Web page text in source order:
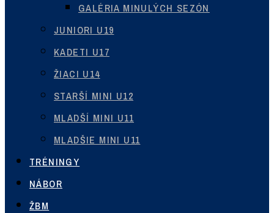
GALÉRIA MINULÝCH SEZÓN
JUNIORI U19
KADETI U17
ŽIACI U14
STARŠÍ MINI U12
MLADŠÍ MINI U11
MLADŠIE MINI U11
TRÉNINGY
NÁBOR
ŽBM